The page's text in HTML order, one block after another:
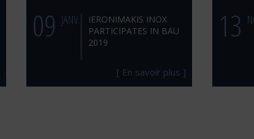
09JANV.
IERONIMAKIS INOX
PARTICIPATES IN BAU
2019
[ En savoir plus ]
13